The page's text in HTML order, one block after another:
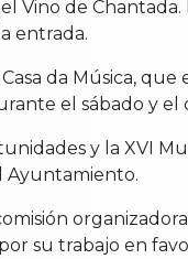
Vino de
entrada.
da Música, que
el sábado y el
y la XVI
Ayuntamiento.
organizadora
su trabajo en